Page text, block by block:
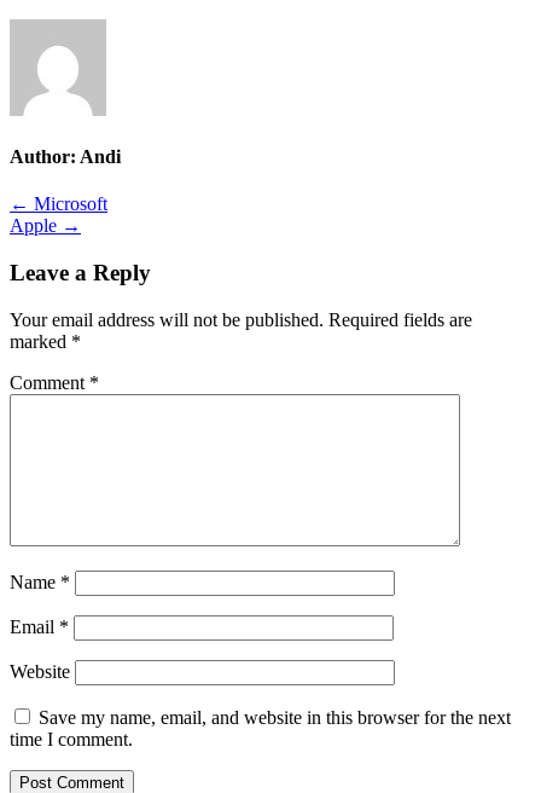
Author: Andi
Post
navigation
← Microsoft
Apple →
Leave a Reply
Your email address will not be published. Required fields are
marked *
Comment *
Name *
Email *
Website
Save my name, email, and website in this browser for the next
time I comment.